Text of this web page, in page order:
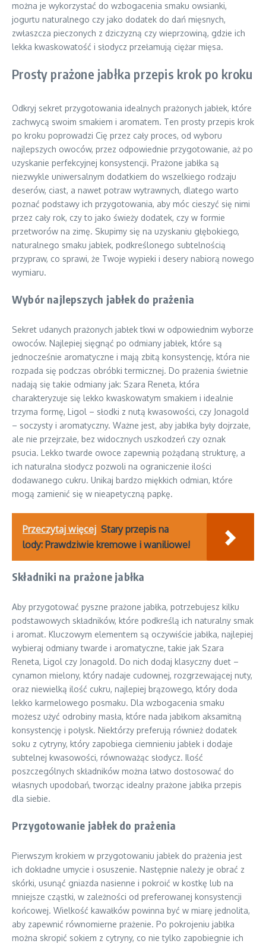
można je wykorzystać do wzbogacenia smaku owsianki,
jogurtu naturalnego czy jako dodatek do dań mięsnych,
zwłaszcza pieczonych z dziczyzną czy wieprzowiną, gdzie ich
lekka kwaskowatość i słodycz przełamują ciężar mięsa.
Prosty prażone jabłka przepis krok po kroku
Odkryj sekret przygotowania idealnych prażonych jabłek, które
zachwycą swoim smakiem i aromatem. Ten prosty przepis krok
po kroku poprowadzi Cię przez cały proces, od wyboru
najlepszych owoców, przez odpowiednie przygotowanie, aż po
uzyskanie perfekcyjnej konsystencji. Prażone jabłka są
niezwykle uniwersalnym dodatkiem do wszelkiego rodzaju
deserów, ciast, a nawet potraw wytrawnych, dlatego warto
poznać podstawy ich przygotowania, aby móc cieszyć się nimi
przez cały rok, czy to jako świeży dodatek, czy w formie
przetworów na zimę. Skupimy się na uzyskaniu głębokiego,
naturalnego smaku jabłek, podkreślonego subtelnością
przypraw, co sprawi, że Twoje wypieki i desery nabiorą nowego
wymiaru.
Wybór najlepszych jabłek do prażenia
Sekret udanych prażonych jabłek tkwi w odpowiednim wyborze
owoców. Najlepiej sięgnąć po odmiany jabłek, które są
jednocześnie aromatyczne i mają zbitą konsystencję, która nie
rozpada się podczas obróbki termicznej. Do prażenia świetnie
nadają się takie odmiany jak: Szara Reneta, która
charakteryzuje się lekko kwaskowatym smakiem i idealnie
trzyma formę, Ligol – słodki z nutą kwasowości, czy Jonagold
– soczysty i aromatyczny. Ważne jest, aby jabłka były dojrzałe,
ale nie przejrzałe, bez widocznych uszkodzeń czy oznak
psucia. Lekko twarde owoce zapewnią pożądaną strukturę, a
ich naturalna słodycz pozwoli na ograniczenie ilości
dodawanego cukru. Unikaj bardzo miękkich odmian, które
mogą zamienić się w nieapetyczną papkę.
Przeczytaj więcej Stary przepis na
lody: Prawdziwie kremowe i waniliowe!
Składniki na prażone jabłka
Aby przygotować pyszne prażone jabłka, potrzebujesz kilku
podstawowych składników, które podkreślą ich naturalny smak
i aromat. Kluczowym elementem są oczywiście jabłka, najlepiej
wybieraj odmiany twarde i aromatyczne, takie jak Szara
Reneta, Ligol czy Jonagold. Do nich dodaj klasyczny duet –
cynamon mielony, który nadaje cudownej, rozgrzewającej nuty,
oraz niewielką ilość cukru, najlepiej brązowego, który doda
lekko karmelowego posmaku. Dla wzbogacenia smaku
możesz użyć odrobiny masła, które nada jabłkom aksamitną
konsystencję i połysk. Niektórzy preferują również dodatek
soku z cytryny, który zapobiega ciemnieniu jabłek i dodaje
subtelnej kwasowości, równoważąc słodycz. Ilość
poszczególnych składników można łatwo dostosować do
własnych upodobań, tworząc idealny prażone jabłka przepis
dla siebie.
Przygotowanie jabłek do prażenia
Pierwszym krokiem w przygotowaniu jabłek do prażenia jest
ich dokładne umycie i osuszenie. Następnie należy je obrać z
skórki, usunąć gniazda nasienne i pokroić w kostkę lub na
mniejsze cząstki, w zależności od preferowanej konsystencji
końcowej. Wielkość kawałków powinna być w miarę jednolita,
aby zapewnić równomierne prażenie. Po pokrojeniu jabłka
można skropić sokiem z cytryny, co nie tylko zapobiegnie ich